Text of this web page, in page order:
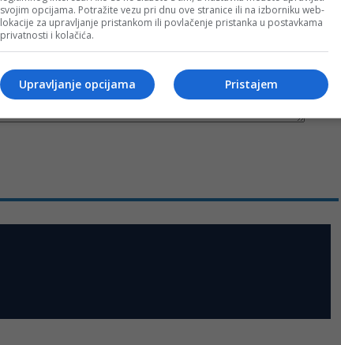
svojim opcijama. Potražite vezu pri dnu ove stranice ili na izborniku web-
lokacije za upravljanje pristankom ili povlačenje pristanka u postavkama
privatnosti i kolačića.
Pristajem
Upravljanje opcijama